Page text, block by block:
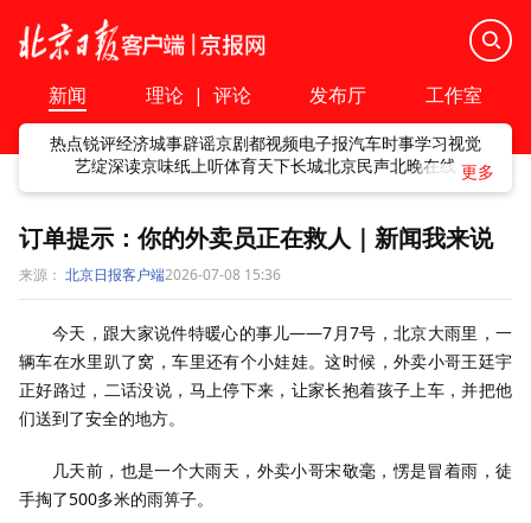
新闻 理论 | 评论 发布厅 工作室
热点锐评经济城事辟谣京剧都视频电子报汽车时事学习视觉
艺绽深读京味纸上听体育天下长城北京民声北晚在线
订单提示：你的外卖员正在救人｜新闻我来说
来源： 北京日报客户端2026-07-08 15:36
今天，跟大家说件特暖心的事儿——7月7号，北京大雨里，一
辆车在水里趴了窝，车里还有个小娃娃。这时候，外卖小哥王廷宇
正好路过，二话没说，马上停下来，让家长抱着孩子上车，并把他
们送到了安全的地方。
几天前，也是一个大雨天，外卖小哥宋敬毫，愣是冒着雨，徒
手掏了500多米的雨箅子。